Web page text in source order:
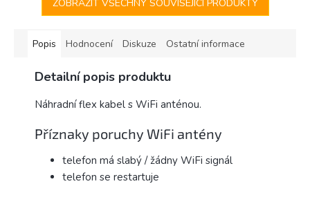
ZOBRAZIT VŠECHNY SOUVISEJÍCÍ PRODUKTY
Popis Hodnocení Diskuze Ostatní informace
Detailní popis produktu
Náhradní flex kabel s WiFi anténou.
Příznaky poruchy WiFi antény
telefon má slabý / žádny WiFi signál
telefon se restartuje